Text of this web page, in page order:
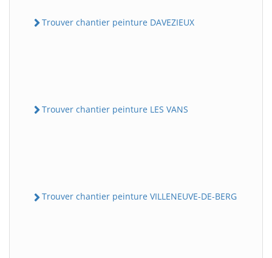
Trouver chantier peinture DAVEZIEUX
Trouver chantier peinture LES VANS
Trouver chantier peinture VILLENEUVE-DE-BERG